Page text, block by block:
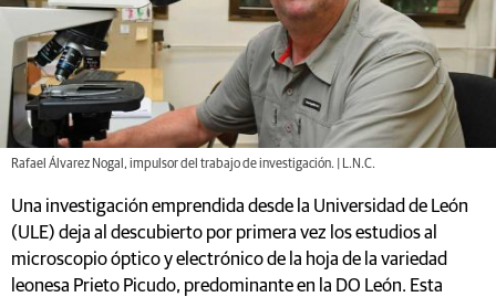
Rafael Álvarez Nogal, impulsor del trabajo de investigación. | L.N.C.
Una investigación emprendida desde la Universidad de León
(ULE) deja al descubierto por primera vez los estudios al
microscopio óptico y electrónico de la hoja de la variedad
leonesa Prieto Picudo, predominante en la DO León. Esta